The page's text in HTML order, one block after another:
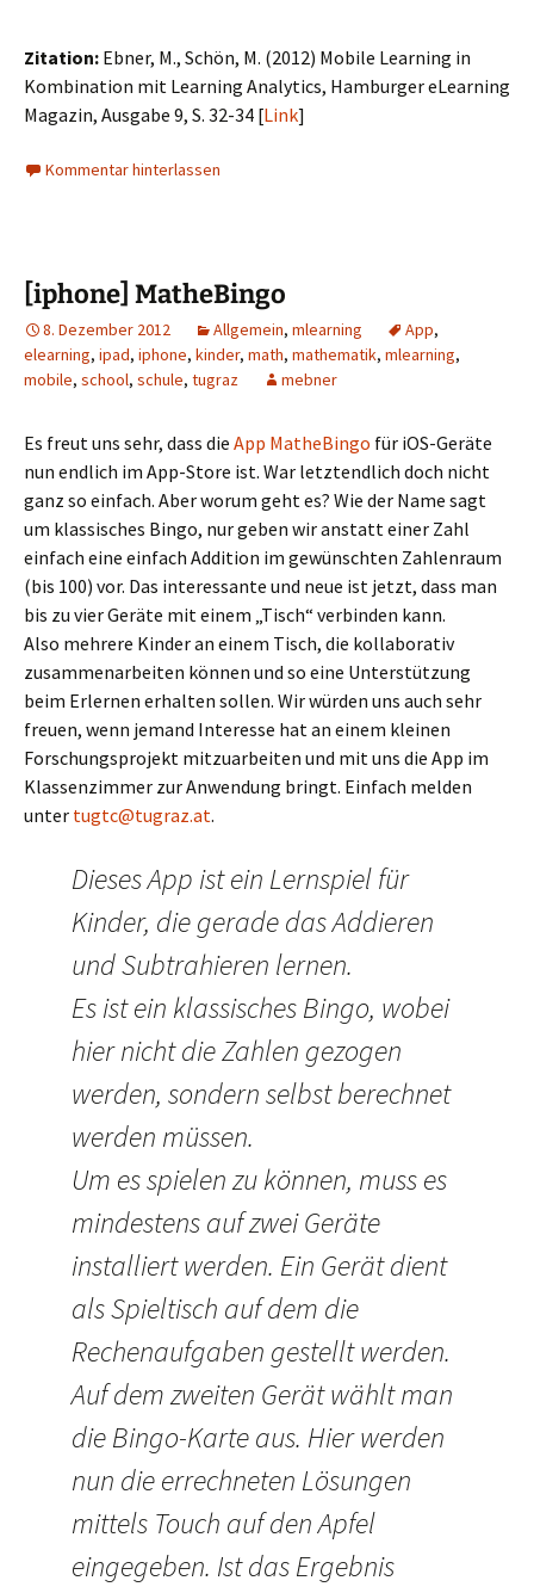
Zitation: Ebner, M., Schön, M. (2012) Mobile Learning in
Kombination mit Learning Analytics, Hamburger eLearning
Magazin, Ausgabe 9, S. 32-34 [Link]
Kommentar hinterlassen
[iphone] MatheBingo
8. Dezember 2012 Allgemein, mlearning App,
elearning, ipad, iphone, kinder, math, mathematik, mlearning,
mobile, school, schule, tugraz mebner
Es freut uns sehr, dass die App MatheBingo für iOS-Geräte
nun endlich im App-Store ist. War letztendlich doch nicht
ganz so einfach. Aber worum geht es? Wie der Name sagt
um klassisches Bingo, nur geben wir anstatt einer Zahl
einfach eine einfach Addition im gewünschten Zahlenraum
(bis 100) vor. Das interessante und neue ist jetzt, dass man
bis zu vier Geräte mit einem „Tisch“ verbinden kann.
Also mehrere Kinder an einem Tisch, die kollaborativ
zusammenarbeiten können und so eine Unterstützung
beim Erlernen erhalten sollen. Wir würden uns auch sehr
freuen, wenn jemand Interesse hat an einem kleinen
Forschungsprojekt mitzuarbeiten und mit uns die App im
Klassenzimmer zur Anwendung bringt. Einfach melden
unter tugtc@tugraz.at.
Dieses App ist ein Lernspiel für
Kinder, die gerade das Addieren
und Subtrahieren lernen.
Es ist ein klassisches Bingo, wobei
hier nicht die Zahlen gezogen
werden, sondern selbst berechnet
werden müssen.
Um es spielen zu können, muss es
mindestens auf zwei Geräte
installiert werden. Ein Gerät dient
als Spieltisch auf dem die
Rechenaufgaben gestellt werden.
Auf dem zweiten Gerät wählt man
die Bingo-Karte aus. Hier werden
nun die errechneten Lösungen
mittels Touch auf den Apfel
eingegeben. Ist das Ergebnis